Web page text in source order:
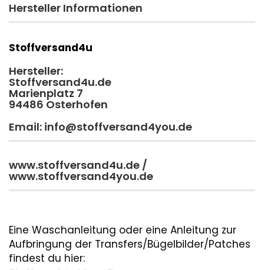
Hersteller Informationen
Stoffversand4u
Hersteller:
Stoffversand4u.de
Marienplatz 7
94486 Osterhofen
Email: info@stoffversand4you.de
www.stoffversand4u.de /
www.stoffversand4you.de
Eine Waschanleitung oder eine Anleitung zur
Aufbringung der Transfers/Bügelbilder/Patches
findest du hier: